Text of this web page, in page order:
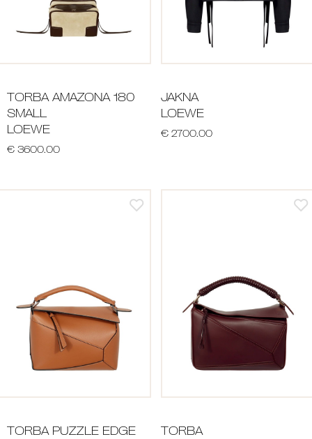
TORBA AMAZONA 180
SMALL
LOEWE
€ 3600.00
JAKNA
LOEWE
€ 2700.00
TORBA PUZZLE EDGE
TORBA